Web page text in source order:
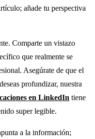
añade tu perspectiva
Comparte un vistazo
que realmente se
Asegúrate de que el
profundizar, nuestra
en LinkedIn tiene
super legible.
a la información;